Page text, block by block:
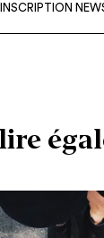
INSCRIPTION